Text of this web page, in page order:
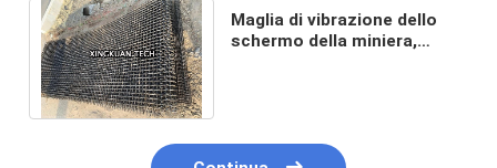
Maglia di vibrazione dello
schermo della miniera,